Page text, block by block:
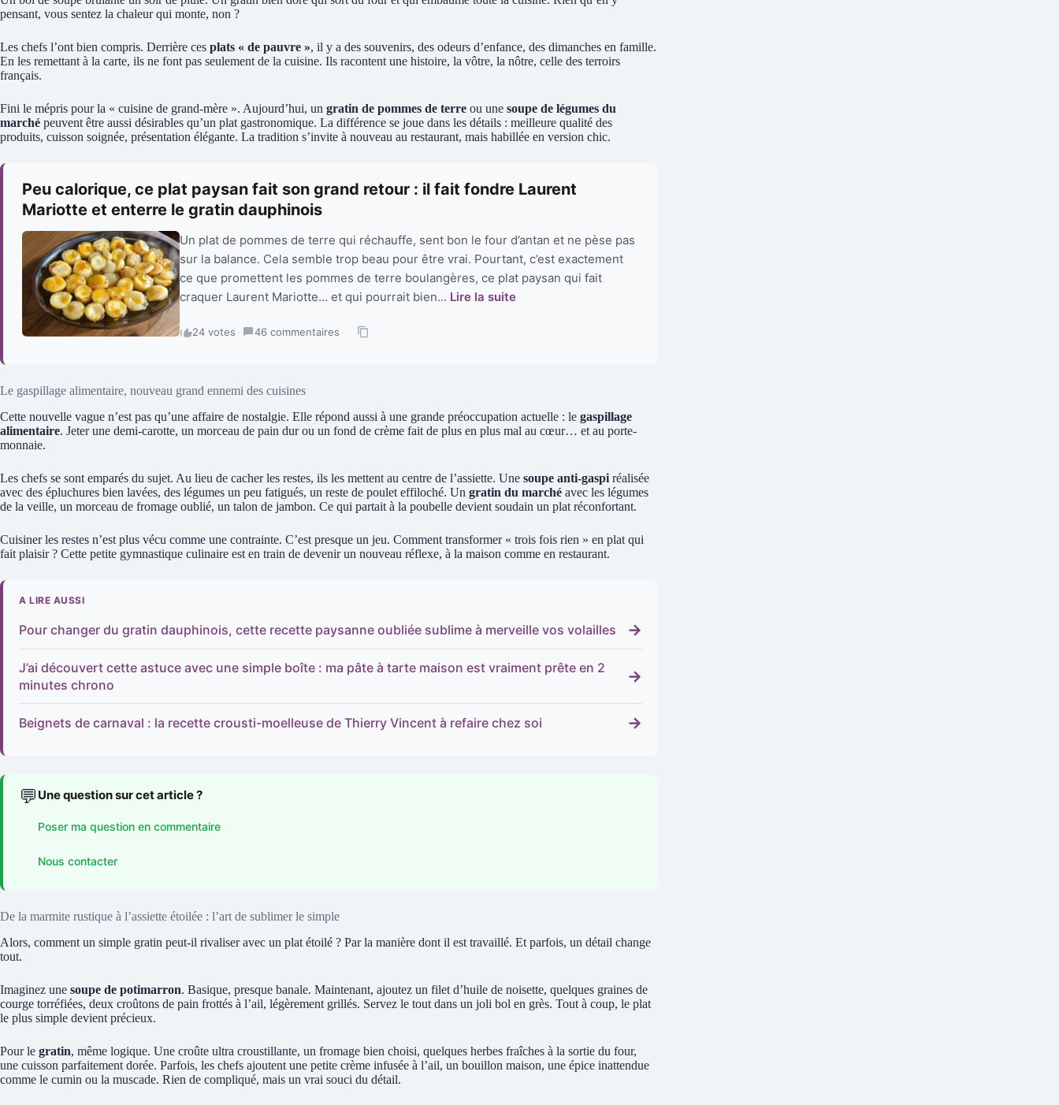
pensant, vous sentez la chaleur qui monte, non ?
Les chefs l’ont bien compris. Derrière ces plats « de pauvre », il y a des souvenirs, des odeurs d’enfance, des dimanches en famille.
En les remettant à la carte, ils ne font pas seulement de la cuisine. Ils racontent une histoire, la vôtre, la nôtre, celle des terroirs
français.
Fini le mépris pour la « cuisine de grand-mère ». Aujourd’hui, un gratin de pommes de terre ou une soupe de légumes du
marché peuvent être aussi désirables qu’un plat gastronomique. La différence se joue dans les détails : meilleure qualité des
produits, cuisson soignée, présentation élégante. La tradition s’invite à nouveau au restaurant, mais habillée en version chic.
Peu calorique, ce plat paysan fait son grand retour : il fait fondre Laurent
Mariotte et enterre le gratin dauphinois
Un plat de pommes de terre qui réchauffe, sent bon le four d’antan et ne pèse pas
sur la balance. Cela semble trop beau pour être vrai. Pourtant, c’est exactement
ce que promettent les pommes de terre boulangères, ce plat paysan qui fait
craquer Laurent Mariotte… et qui pourrait bien... Lire la suite
24 votes · 46 commentaires ·
Le gaspillage alimentaire, nouveau grand ennemi des cuisines
Cette nouvelle vague n’est pas qu’une affaire de nostalgie. Elle répond aussi à une grande préoccupation actuelle : le gaspillage
alimentaire. Jeter une demi-carotte, un morceau de pain dur ou un fond de crème fait de plus en plus mal au cœur… et au porte-
monnaie.
Les chefs se sont emparés du sujet. Au lieu de cacher les restes, ils les mettent au centre de l’assiette. Une soupe anti-gaspi réalisée
avec des épluchures bien lavées, des légumes un peu fatigués, un reste de poulet effiloché. Un gratin du marché avec les légumes
de la veille, un morceau de fromage oublié, un talon de jambon. Ce qui partait à la poubelle devient soudain un plat réconfortant.
Cuisiner les restes n’est plus vécu comme une contrainte. C’est presque un jeu. Comment transformer « trois fois rien » en plat qui
fait plaisir ? Cette petite gymnastique culinaire est en train de devenir un nouveau réflexe, à la maison comme en restaurant.
A LIRE AUSSI
Pour changer du gratin dauphinois, cette recette paysanne oubliée sublime à merveille vos volailles →
J’ai découvert cette astuce avec une simple boîte : ma pâte à tarte maison est vraiment prête en 2
minutes chrono
→
Beignets de carnaval : la recette crousti-moelleuse de Thierry Vincent à refaire chez soi →
💬 Une question sur cet article ?
Poser ma question en commentaire
Nous contacter
De la marmite rustique à l’assiette étoilée : l’art de sublimer le simple
Alors, comment un simple gratin peut-il rivaliser avec un plat étoilé ? Par la manière dont il est travaillé. Et parfois, un détail change
tout.
Imaginez une soupe de potimarron. Basique, presque banale. Maintenant, ajoutez un filet d’huile de noisette, quelques graines de
courge torréfiées, deux croûtons de pain frottés à l’ail, légèrement grillés. Servez le tout dans un joli bol en grès. Tout à coup, le plat
le plus simple devient précieux.
Pour le gratin, même logique. Une croûte ultra croustillante, un fromage bien choisi, quelques herbes fraîches à la sortie du four,
une cuisson parfaitement dorée. Parfois, les chefs ajoutent une petite crème infusée à l’ail, un bouillon maison, une épice inattendue
comme le cumin ou la muscade. Rien de compliqué, mais un vrai souci du détail.